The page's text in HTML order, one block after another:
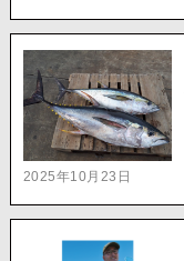
2025年10月23日